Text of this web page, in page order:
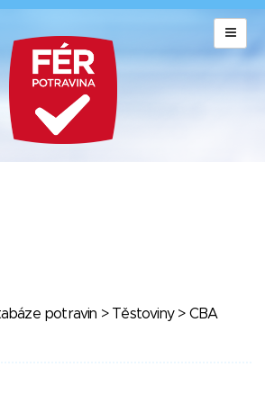
potravin > Těstoviny> CBA